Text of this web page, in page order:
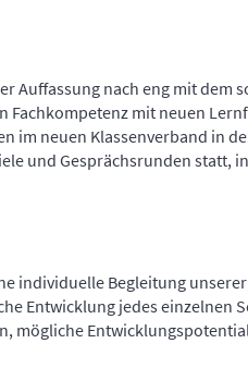
Auffassung nach eng mit dem
mit neuen
im neuen Klassenverband in
und Gesprächsrunden statt,
individuelle Begleitung
Entwicklung jedes einzelnen
mögliche